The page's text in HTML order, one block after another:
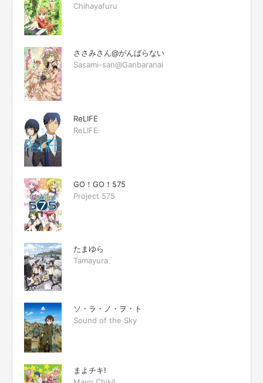
Chihayafuru
ささみさん@がんばらない
Sasami-san@Ganbaranai
ReLIFE
ReLIFE
GO！GO！575
Project 575
たまゆら
Tamayura
ソ・ラ・ノ・ヲ・ト
Sound of the Sky
まよチキ!